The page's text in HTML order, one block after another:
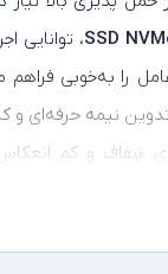
، توانایی
را به‌خوبی فراهم
نیمه‌ حرفه‌ای و
شفاف و کم‌